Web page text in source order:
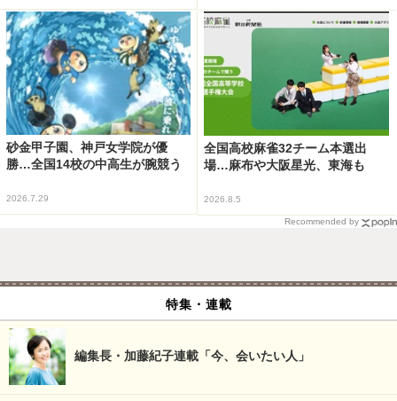
砂金甲子園、神戸女学院が優
勝…全国14校の中高生が腕競う
2026.7.29
全国高校麻雀32チーム本選出
場…麻布や大阪星光、東海も
2026.8.5
Recommended by
特集・連載
編集長・加藤紀子連載「今、会いたい人」